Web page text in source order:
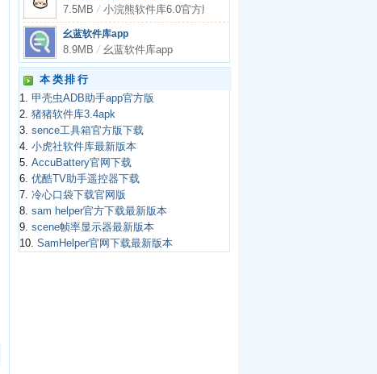
7.5MB/ 小浣熊软件库6.0官方版
幺蓝软件库app
8.9MB/ 幺蓝软件库app
本类排行
1. 甲壳虫ADB助手app官方版
2. 猪猪软件库3.4apk
3. sence工具箱官方版下载
4. 小虎社软件库最新版本
5. AccuBattery官网下载
6. 优酷TV助手遥控器下载
7. 冷心口袋下载官网版
8. sam helper官方下载最新版本
9. scene帧率显示器最新版本
10. SamHelper官网下载最新版本